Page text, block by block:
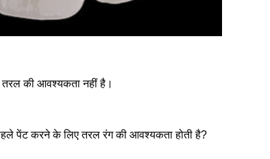
की आवश्यकता नहीं है।
पेंट करने के लिए तरल रंग की आवश्यकता होती है?